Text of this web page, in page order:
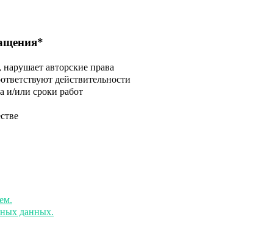
авторские права
действительности
и/или сроки работ
данных.